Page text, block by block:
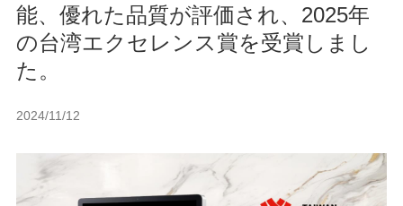
能、優れた品質が評価され、2025年
の台湾エクセレンス賞を受賞しまし
た。
2024/11/12